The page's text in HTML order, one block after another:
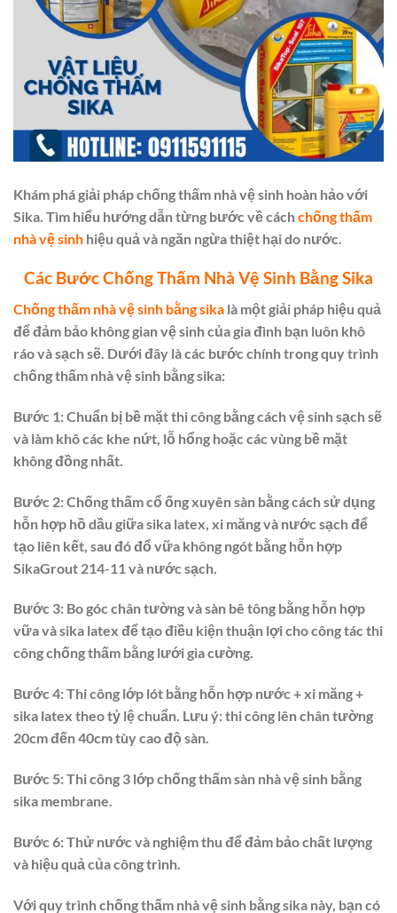
Khám phá giải pháp chống thấm nhà vệ sinh hoàn hảo với
Sika. Tìm hiểu hướng dẫn từng bước về cáchchống thấm
nhà vệ sinh hiệu quả và ngăn ngừa thiệt hại do nước.
Các Bước Chống Thấm Nhà Vệ Sinh Bằng Sika
Chống thấm nhà vệ sinh bằng sika là một giải pháp hiệu quả
để đảm bảo không gian vệ sinh của gia đình bạn luôn khô
ráo và sạch sẽ. Dưới đây là các bước chính trong quy trình
chống thấm nhà vệ sinh bằng sika:
Bước 1: Chuẩn bị bề mặt thi công bằng cách vệ sinh sạch sẽ
và làm khô các khe nứt, lỗ hổng hoặc các vùng bề mặt
không đồng nhất.
Bước 2: Chống thấm cổ ống xuyên sàn bằng cách sử dụng
hỗn hợp hồ dầu giữa sika latex, xi măng và nước sạch để
tạo liên kết, sau đó đổ vữa không ngót bằng hỗn hợp
SikaGrout 214-11 và nước sạch.
Bước 3: Bo góc chân tường và sàn bê tông bằng hỗn hợp
vữa và sika latex để tạo điều kiện thuận lợi cho công tác thi
công chống thấm bằng lưới gia cường.
Bước 4: Thi công lớp lót bằng hỗn hợp nước + xi măng +
sika latex theo tỷ lệ chuẩn. Lưu ý: thi công lên chân tường
20cm đến 40cm tùy cao độ sàn.
Bước 5: Thi công 3 lớp chống thấm sàn nhà vệ sinh bằng
sika membrane.
Bước 6: Thử nước và nghiệm thu để đảm bảo chất lượng
và hiệu quả của công trình.
Với quy trình chống thấm nhà vệ sinh bằng sika này, bạn có